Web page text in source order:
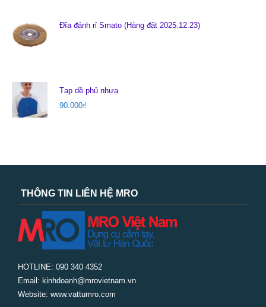
Đĩa đánh rỉ Smato (Hàng đặt 2025.12.23)
Tạp dề phủ nhựa
90.000₫
THÔNG TIN LIÊN HỆ MRO
HOTLINE: 090 340 4352
Email: kinhdoanh@mrovietnam.vn
Website: www.vattumro.com